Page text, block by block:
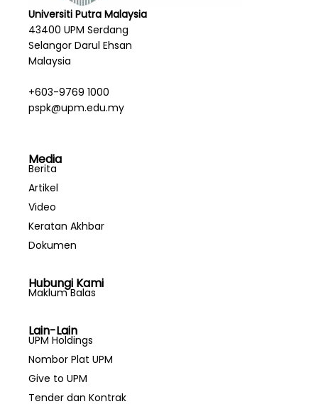
Universiti Putra Malaysia
43400 UPM Serdang
Selangor Darul Ehsan
Malaysia
+603-9769 1000
pspk@upm.edu.my
Media
Berita
Artikel
Video
Keratan Akhbar
Dokumen
Hubungi Kami
Maklum Balas
Lain-Lain
UPM Holdings
Nombor Plat UPM
Give to UPM
Tender dan Kontrak